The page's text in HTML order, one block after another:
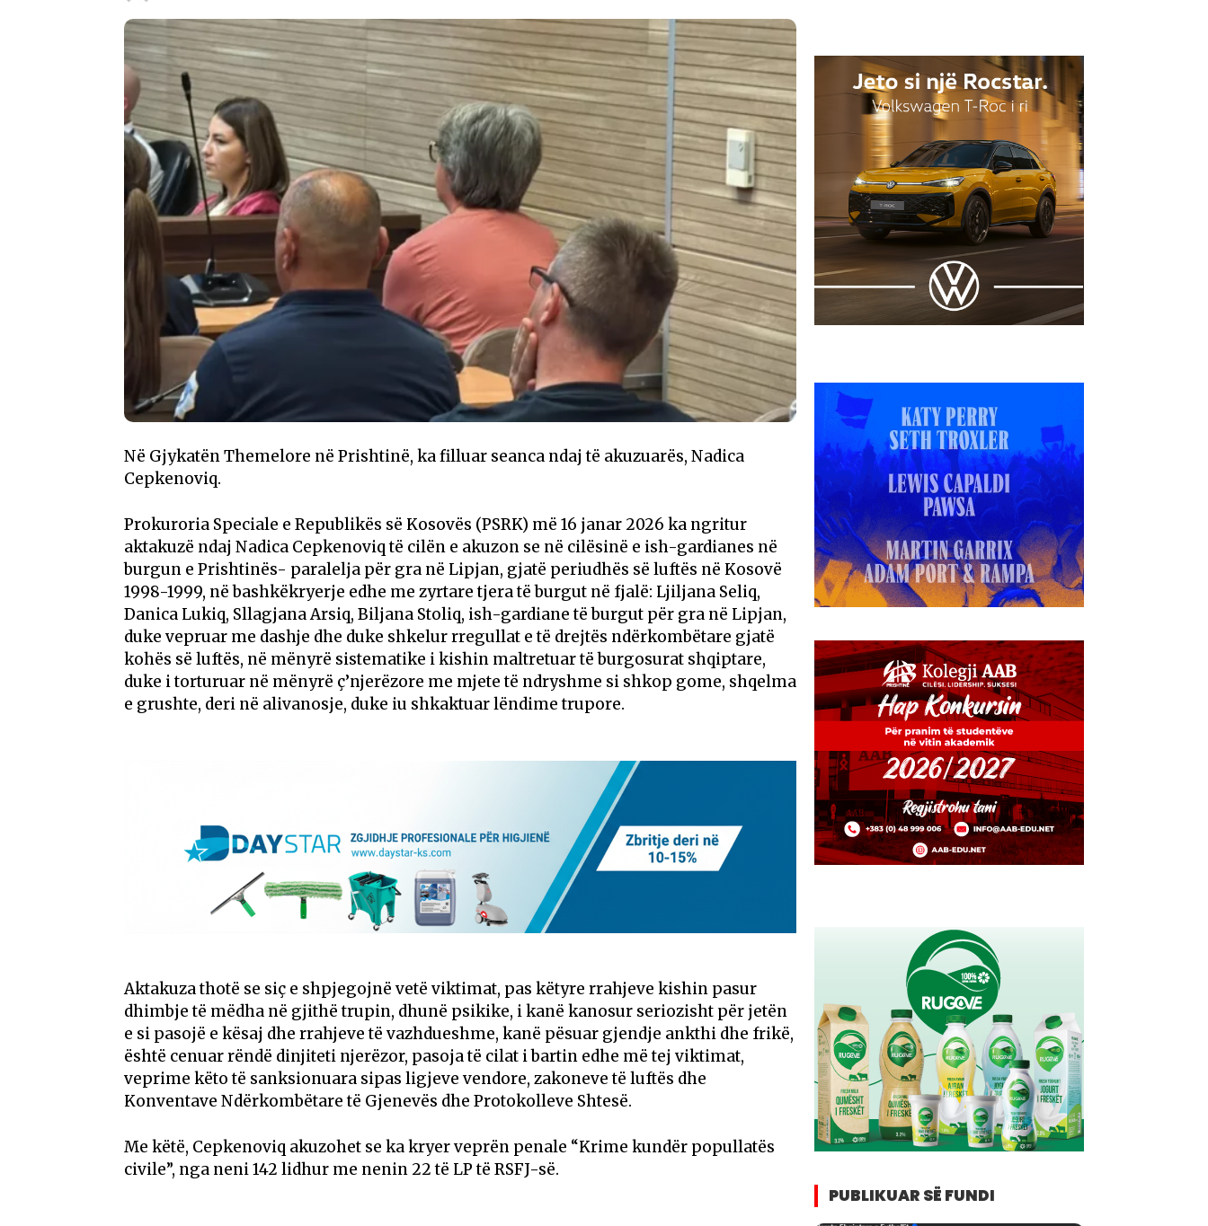
Në Gjykatën Themelore në Prishtinë, ka filluar seanca ndaj të akuzuarës, Nadica
Cepkenoviq.
Prokuroria Speciale e Republikës së Kosovës (PSRK) më 16 janar 2026 ka ngritur
aktakuzë ndaj Nadica Cepkenoviq të cilën e akuzon se në cilësinë e ish-gardianes në
burgun e Prishtinës- paralelja për gra në Lipjan, gjatë periudhës së luftës në Kosovë
1998-1999, në bashkëkryerje edhe me zyrtare tjera të burgut në fjalë: Ljiljana Seliq,
Danica Lukiq, Sllagjana Arsiq, Biljana Stoliq, ish-gardiane të burgut për gra në Lipjan,
duke vepruar me dashje dhe duke shkelur rregullat e të drejtës ndërkombëtare gjatë
kohës së luftës, në mënyrë sistematike i kishin maltretuar të burgosurat shqiptare,
duke i torturuar në mënyrë ç’njerëzore me mjete të ndryshme si shkop gome, shqelma
e grushte, deri në alivanosje, duke iu shkaktuar lëndime trupore.
Aktakuza thotë se siç e shpjegojnë vetë viktimat, pas këtyre rrahjeve kishin pasur
dhimbje të mëdha në gjithë trupin, dhunë psikike, i kanë kanosur seriozisht për jetën
e si pasojë e kësaj dhe rrahjeve të vazhdueshme, kanë pësuar gjendje ankthi dhe frikë,
është cenuar rëndë dinjiteti njerëzor, pasoja të cilat i bartin edhe më tej viktimat,
veprime këto të sanksionuara sipas ligjeve vendore, zakoneve të luftës dhe
Konventave Ndërkombëtare të Gjenevës dhe Protokolleve Shtesë.
Me këtë, Cepkenoviq akuzohet se ka kryer veprën penale “Krime kundër popullatës
civile”, nga neni 142 lidhur me nenin 22 të LP të RSFJ-së.
PUBLIKUAR SË FUNDI